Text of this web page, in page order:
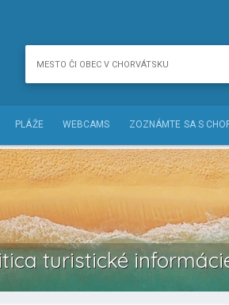
PLÁŽE WEBCAMS ZOZNÁMTE SA S
turistické